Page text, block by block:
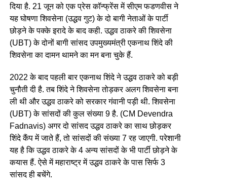
दिया है. 21 जून को एक प्रेस कॉन्फ्रेंस में सीएम फडणवीस ने
यह घोषणा शिवसेना (उद्धव गुट) के दो बागी नेताओं के पार्टी
छोड़ने के पक्के इरादे के बाद कही. उद्धव ठाकरे की शिवसेना
(UBT) के दोनों बागी सांसद उपमुख्यमंत्री एकनाथ शिंदे की
शिवसेना का दामन थामने का मन बना चुके हैं.
2022 के बाद पहली बार एकनाथ शिंदे ने उद्धव ठाकरे को बड़ी
चुनौती दी है. तब शिंदे ने शिवसेना तोड़कर अलग शिवसेना बना
ली थी और उद्धव ठाकरे को सरकार गंवानी पड़ी थी. शिवसेना
(UBT) के सांसदों की कुल संख्या 9 है. (CM Devendra
Fadnavis) अगर दो सांसद उद्धव ठाकरे का साथ छोड़कर
शिंदे कैंप में जाते हैं, तो सांसदों की संख्या 7 रह जाएगी. परेशानी
यह है कि उद्धव ठाकरे के 4 अन्य सांसदों के भी पार्टी छोड़ने के
कयास हैं. ऐसे में महाराष्ट्र में उद्धव ठाकरे के पास सिर्फ 3
सांसद ही बचेंगे.